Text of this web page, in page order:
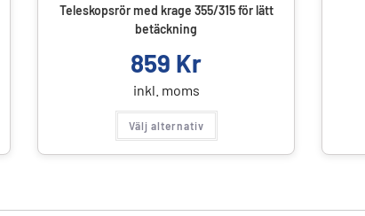
Teleskopsrör med krage 355/315 för lätt
betäckning
859 Kr
inkl. moms
Välj alternativ